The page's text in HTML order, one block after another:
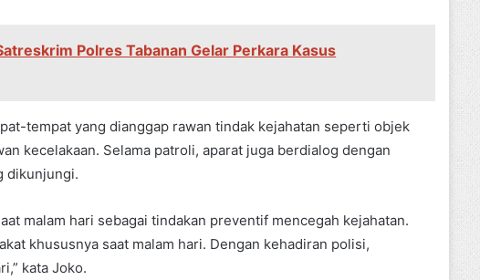
Polres Tabanan Gelar Perkara Kasus
tempat yang dianggap rawan tindak kejahatan seperti objek
kecelakaan. Selama patroli, aparat juga berdialog dengan
dikunjungi.
malam hari sebagai tindakan preventif mencegah kejahatan.
khususnya saat malam hari. Dengan kehadiran polisi,
kata Joko.